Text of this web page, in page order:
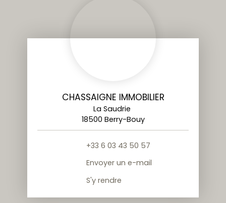
CHASSAIGNE IMMOBILIER
La Saudrie
18500 Berry-Bouy
+33 6 03 43 50 57
Envoyer un e-mail
S'y rendre